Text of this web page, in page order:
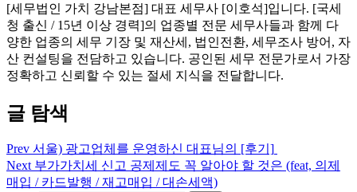
[세무법인 가치 강남본점] 대표 세무사 [이호석]입니다. [국세
청 출신 / 15년 이상 경력]의 업종별 전문 세무사들과 함께 다
양한 업종의 세무 기장 및 재산세, 법인전환, 세무조사 방어, 자
산 컨설팅을 전담하고 있습니다. 공인된 세무 전문가로서 가장
정확하고 신뢰할 수 있는 절세 지식을 전달합니다.
글 탐색
Prev 서울) 광고업체를 운영하신 대표님의 [후기]
Next 부가가치세 신고 공제제도 꼭 알아야 할 것은 (feat, 의제
매입 / 카드발행 / 재고매입 / 대손세액)